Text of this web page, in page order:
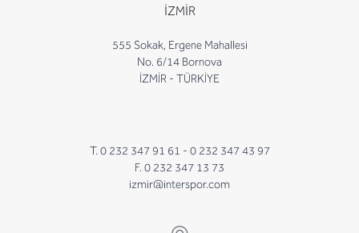
İZMİR
555 Sokak, Ergene Mahallesi
No. 6/14 Bornova
İZMİR - TÜRKİYE
T. 0 232 347 91 61 - 0 232 347 43 97
F. 0 232 347 13 73
izmir@interspor.com